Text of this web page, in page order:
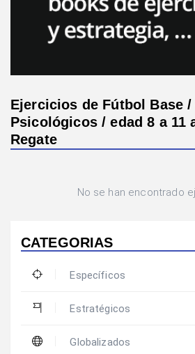
Ejercicios de Fútbol Base
Psicológicos / edad 8 a 11
Regate
No se han encontrado
CATEGORIAS
Específicos
Estratégicos
Globalizados